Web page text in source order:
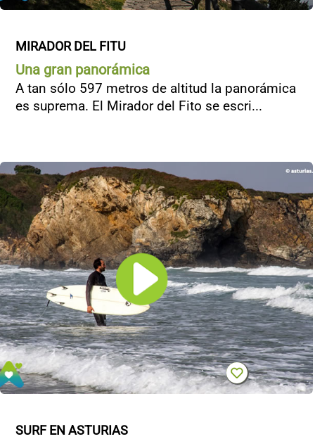
MIRADOR DEL FITU
Una gran panorámica
A tan sólo 597 metros de altitud la panorámica
es suprema. El Mirador del Fito se escri...
SURF EN ASTURIAS